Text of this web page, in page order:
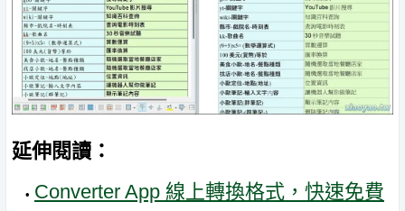
延伸閱讀：
Converter App 線上轉換格式，快速免費